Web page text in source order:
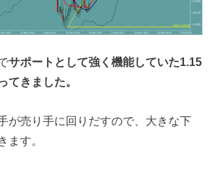
サポートとして強く機能していた1.15
てきました。
が売り手に回りだすので、大きな下
ます。